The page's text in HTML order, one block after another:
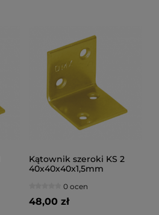
Kątownik szeroki KS 2
40x40x40x1,5mm
0 ocen
48,00 zł